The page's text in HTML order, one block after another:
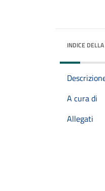
INDICE
A cura di
Allegati